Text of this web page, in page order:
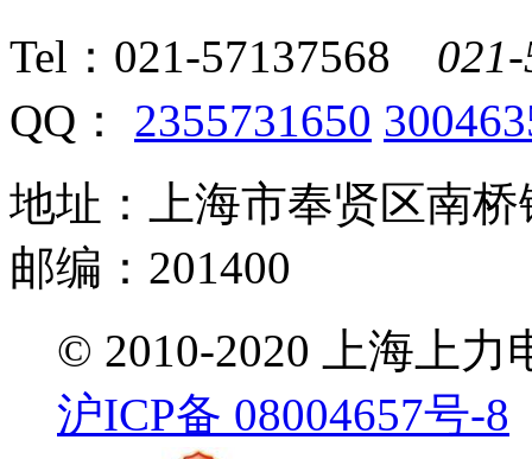
Tel： 021-57137568
QQ： 2355731650
地址：上海市奉贤区南
邮编：201400
© 2010-2020 上海上
沪ICP备 08004657号-8